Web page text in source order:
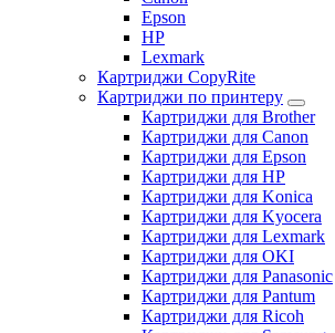
Epson
HP
Lexmark
Картриджи CopyRite
Картриджи по принтеру
Картриджи для Brother
Картриджи для Canon
Картриджи для Epson
Картриджи для HP
Картриджи для Konica
Картриджи для Kyocera
Картриджи для Lexmark
Картриджи для OKI
Картриджи для Panasonic
Картриджи для Pantum
Картриджи для Ricoh